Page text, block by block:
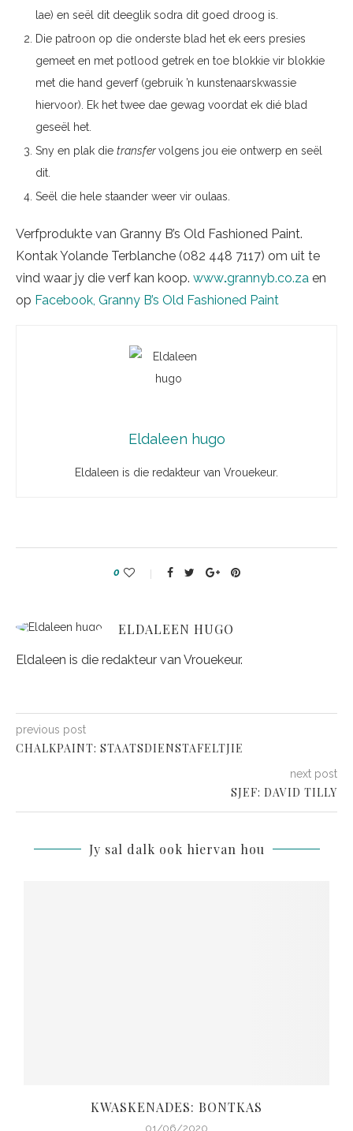
lae) en seël dit deeglik sodra dit goed droog is.
Die patroon op die onderste blad het ek eers presies
gemeet en met potlood getrek en toe blokkie vir blokkie
met die hand geverf (gebruik ’n kunstenaarskwassie
hiervoor). Ek het twee dae gewag voordat ek dié blad
geseël het.
Sny en plak die transfervolgens jou eie ontwerp en seël
dit.
Seël die hele staander weer vir oulaas.
Verfprodukte van Granny B’s Old Fashioned Paint.
Kontak Yolande Terblanche (082 448 7117) om uit te
vind waar jy die verf kan koop. www.grannyb.co.za en
op Facebook, Granny B’s Old Fashioned Paint
Eldaleen hugo
Eldaleen is die redakteur van Vrouekeur.
0
ELDALEEN HUGO
Eldaleen is die redakteur van Vrouekeur.
previous post
CHALKPAINT: STAATSDIENSTAFELTJIE
next post
SJEF: DAVID TILLY
Jy sal dalk ook hiervan hou
KWASKENADES: BONTKAS
01/06/2020